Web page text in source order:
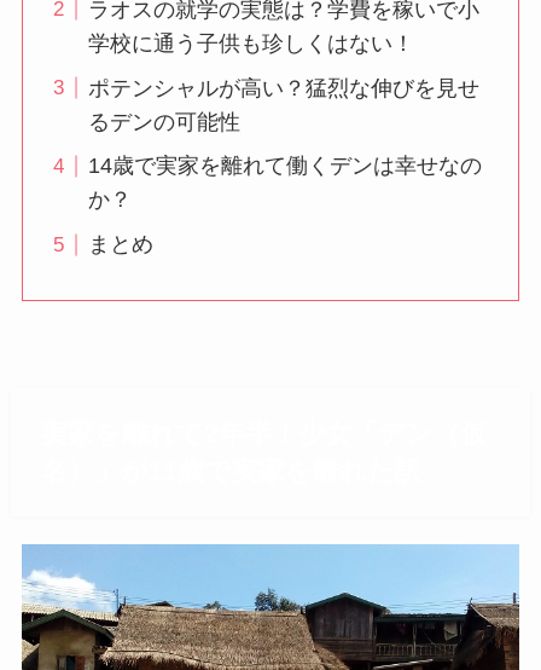
ラオスの就学の実態は？学費を稼いで小
学校に通う子供も珍しくはない！
ポテンシャルが高い？猛烈な伸びを見せ
るデンの可能性
14歳で実家を離れて働くデンは幸せなの
か？
まとめ